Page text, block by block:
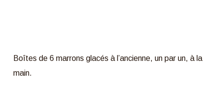
Boîtes de 6 marrons glacés à l’ancienne, un par un, à la
main.